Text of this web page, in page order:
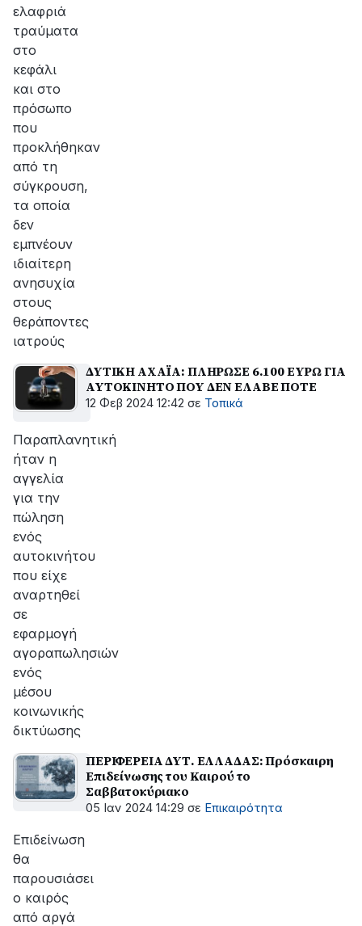
ελαφριά
τραύματα
στο
κεφάλι
και στο
πρόσωπο
που
προκλήθηκαν
από τη
σύγκρουση,
τα οποία
δεν
εμπνέουν
ιδιαίτερη
ανησυχία
στους
θεράποντες
ιατρούς
ΔΥΤΙΚΗ ΑΧΑΪΑ: ΠΛΗΡΩΣΕ 6.100 ΕΥΡΩ ΓΙΑ
ΑΥΤΟΚΙΝΗΤΟ ΠΟΥ ΔΕΝ ΕΛΑΒΕ ΠΟΤΕ
12 Φεβ 2024 12:42 σε Τοπικά
Παραπλανητική
ήταν η
αγγελία
για την
πώληση
ενός
αυτοκινήτου
που είχε
αναρτηθεί
σε
εφαρμογή
αγοραπωλησιών
ενός
μέσου
κοινωνικής
δικτύωσης
ΠΕΡΙΦΕΡΕΙΑ ΔΥΤ. ΕΛΛΑΔΑΣ: Πρόσκαιρη
Επιδείνωσης του Καιρού το
Σαββατοκύριακο
05 Ιαν 2024 14:29 σε Επικαιρότητα
Επιδείνωση
θα
παρουσιάσει
ο καιρός
από αργά